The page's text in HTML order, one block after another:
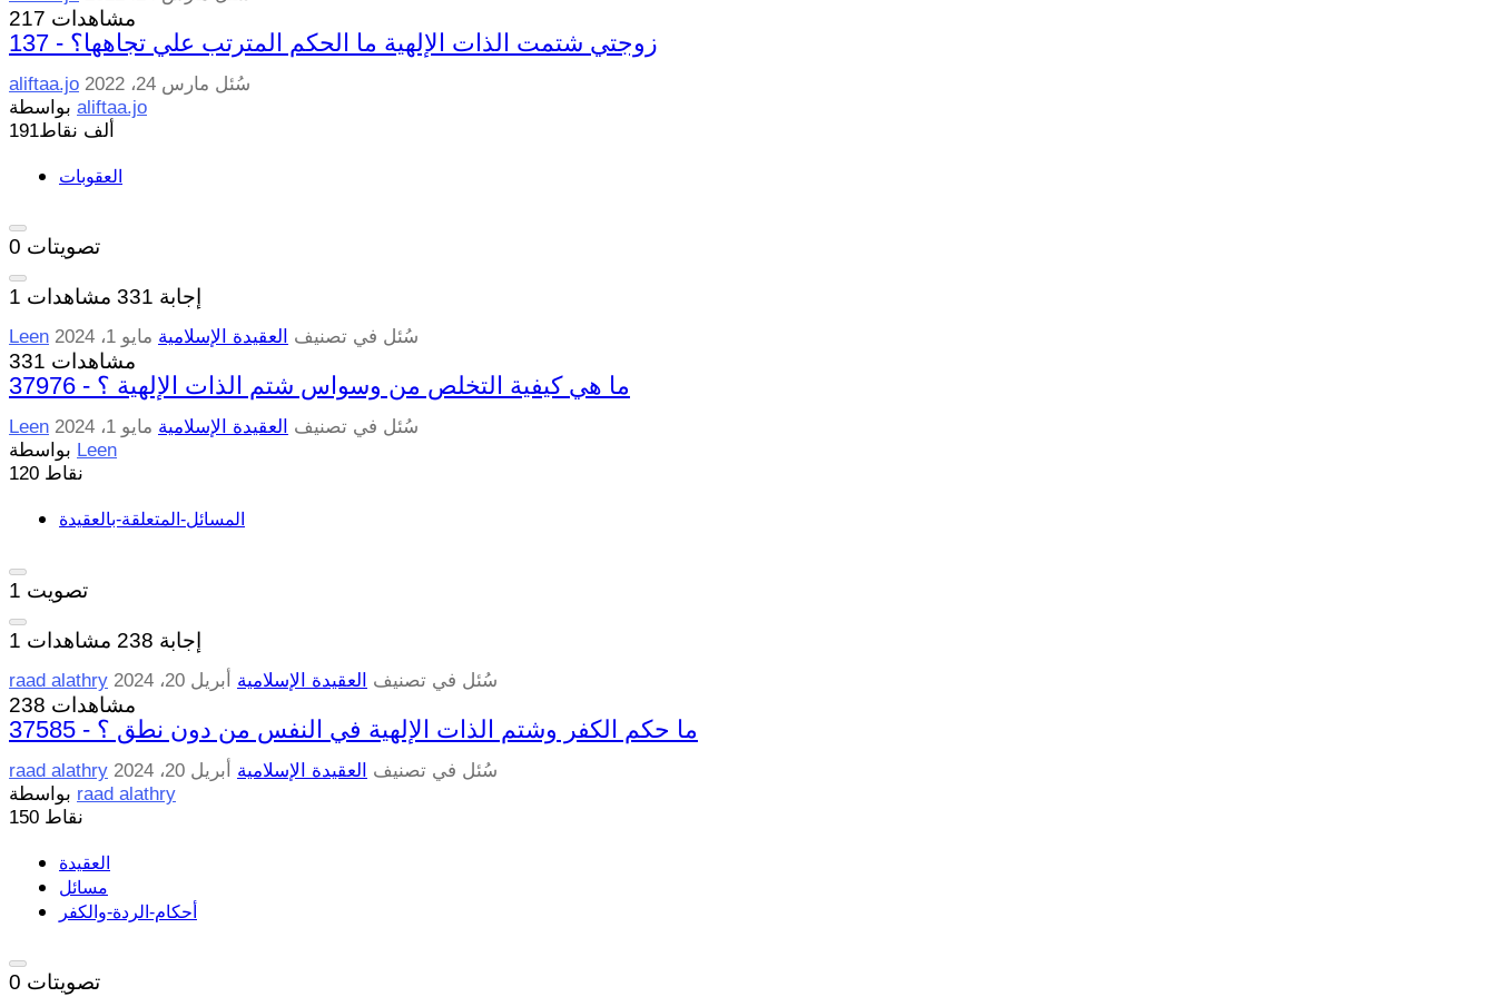
217 مشاهدات
137 - زوجتي شتمت الذات الإلهية ما الحكم المترتب علي تجاهها؟
aliftaa.jo سُئل مارس 24، 2022
aliftaa.jo
191ألف نقاط
العقوبات
0 تصويتات
1 إجابة 331 مشاهدات
Leen سُئل في تصنيف العقيدة الإسلامية مايو 1، 2024
331 مشاهدات
37976 - ما هي كيفية التخلص من وسواس شتم الذات الإلهية ؟
Leen سُئل في تصنيف العقيدة الإسلامية مايو 1، 2024
Leen
120 نقاط
المسائل-المتعلقة-بالعقيدة
1 تصويت
1 إجابة 238 مشاهدات
raad alathry سُئل في تصنيف العقيدة الإسلامية أبريل 20، 2024
238 مشاهدات
37585 - ما حكم الكفر وشتم الذات الإلهية في النفس من دون نطق ؟
raad alathry سُئل في تصنيف العقيدة الإسلامية
أبريل 20، 2024
raad alathry
150 نقاط
العقيدة
مسائل
أحكام-الردة-والكفر
0 تصويتات